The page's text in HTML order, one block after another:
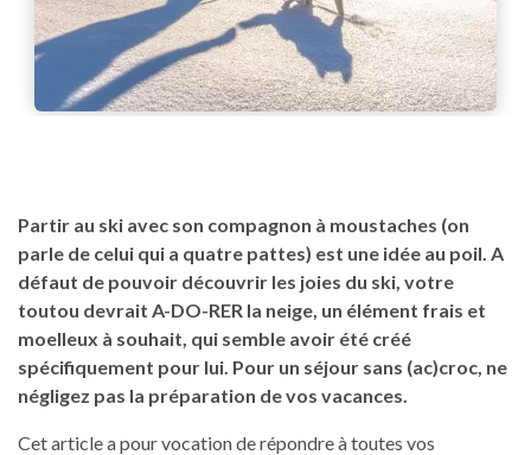
Partir au ski avec son compagnon à moustaches (on
parle de celui qui a quatre pattes) est une idée au poil. A
défaut de pouvoir découvrir les joies du ski, votre
toutou devrait A-DO-RER la neige, un élément frais et
moelleux à souhait, qui semble avoir été créé
spécifiquement pour lui. Pour un séjour sans (ac)croc, ne
négligez pas la préparation de vos vacances.
Cet article a pour vocation de répondre à toutes vos